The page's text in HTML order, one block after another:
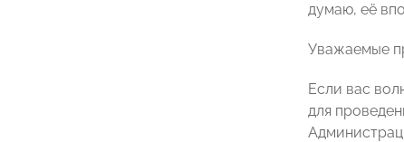
думаю, её
Уважаемые
Если вас
для